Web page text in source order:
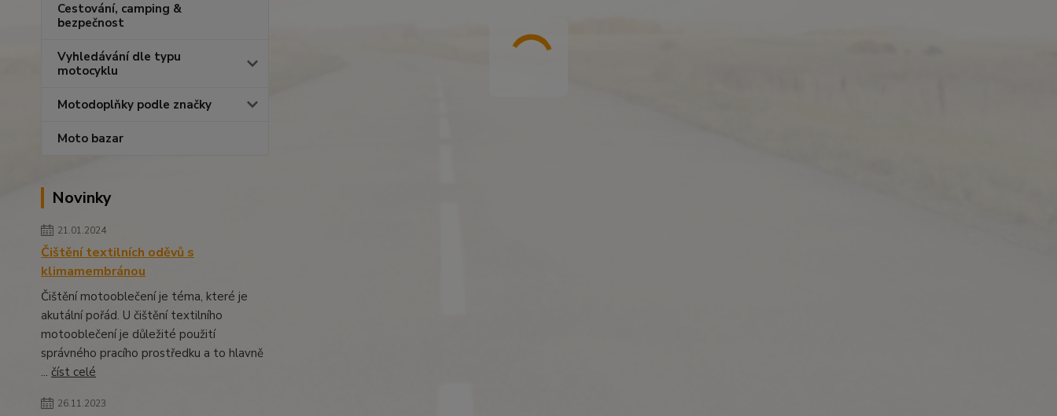
Cestování, camping &
bezpečnost
Vyhledávání dle typu
motocyklu
Motodoplňky podle značky
Moto bazar
Novinky
21.01.2024
Čištění textilních oděvů s
klimamembránou
Čištění motooblečení je téma, které je
akutální pořád. U čištění textilního
motooblečení je důležité použití
správného pracího prostředku a to hlavně
... číst celé
26.11.2023